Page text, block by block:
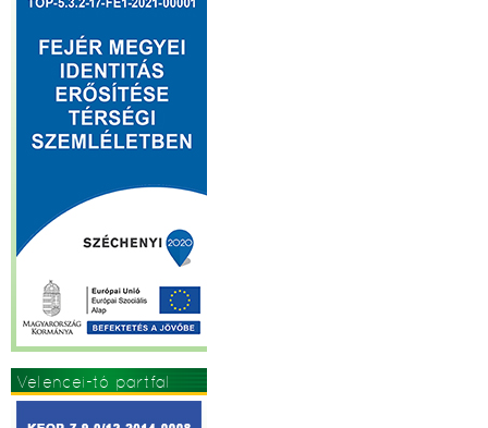
Velencei-tó partfal